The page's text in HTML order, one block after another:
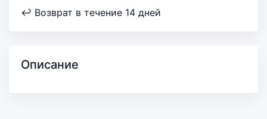
↩ Возврат в течение 14 дней
Описание